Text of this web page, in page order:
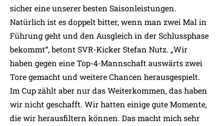
sicher eine unserer besten Saisonleistungen.
Natürlich ist es doppelt bitter, wenn man zwei Mal in
Führung geht und den Ausgleich in der Schlussphase
bekommt“, betont SVR-Kicker Stefan Nutz. „Wir
haben gegen eine Top-4-Mannschaft auswärts zwei
Tore gemacht und weitere Chancen herausgespielt.
Im Cup zählt aber nur das Weiterkommen, das haben
wir nicht geschafft. Wir hatten einige gute Momente,
die wir herausfiltern können. Das macht mich sehr